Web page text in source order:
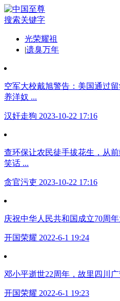
搜索关键字
光荣耀祖
|遗臭万年
空军大校戴旭警告：美国通过
养洋奴 ...
汉奸走狗 2023-10-22 17:16
查环保让农民徒手拔花生，从
笑话 ...
贪官污吏 2023-10-22 17:16
庆祝中华人民共和国成立70周
开国荣耀 2022-6-1 19:24
邓小平逝世22周年，故里四川
开国荣耀 2022-6-1 19:23